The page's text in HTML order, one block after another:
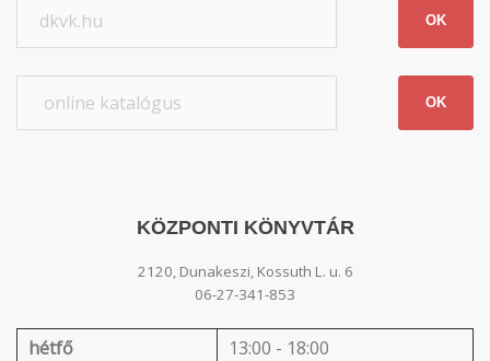
OK
OK
KÖZPONTI KÖNYVTÁR
2120, Dunakeszi, Kossuth L. u. 6
06-27-341-853
hétfő 13:00 - 18:00